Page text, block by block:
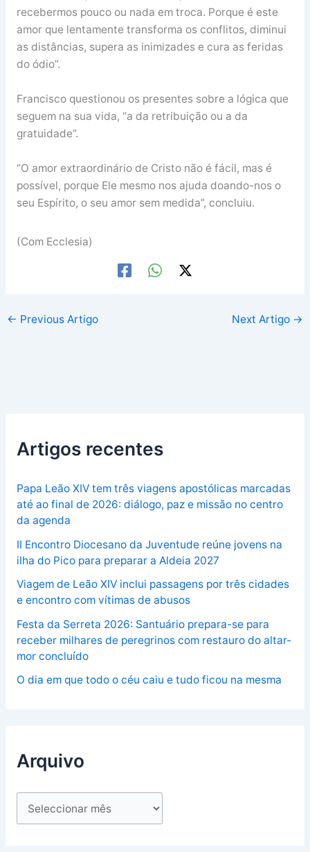
recebermos pouco ou nada em troca. Porque é este
amor que lentamente transforma os conflitos, diminui
as distâncias, supera as inimizades e cura as feridas
do ódio”.
Francisco questionou os presentes sobre a lógica que
seguem na sua vida, “a da retribuição ou a da
gratuidade”.
“O amor extraordinário de Cristo não é fácil, mas é
possível, porque Ele mesmo nos ajuda doando-nos o
seu Espírito, o seu amor sem medida”, concluiu.
(Com Ecclesia)
← Previous Artigo Next Artigo →
Artigos recentes
Papa Leão XIV tem três viagens apostólicas marcadas
até ao final de 2026: diálogo, paz e missão no centro
da agenda
II Encontro Diocesano da Juventude reúne jovens na
ilha do Pico para preparar a Aldeia 2027
Viagem de Leão XIV inclui passagens por três cidades
e encontro com vítimas de abusos
Festa da Serreta 2026: Santuário prepara-se para
receber milhares de peregrinos com restauro do altar-
mor concluído
O dia em que todo o céu caiu e tudo ficou na mesma
Arquivo